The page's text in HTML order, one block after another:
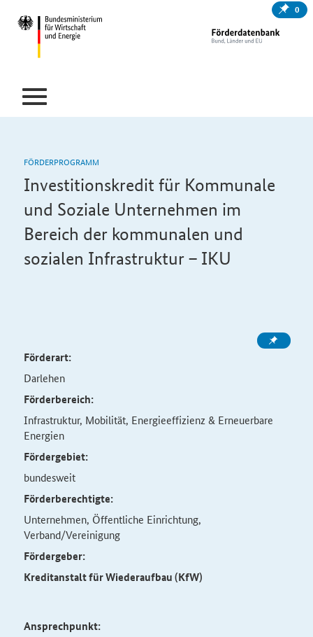
0
FÖRDERPROGRAMM
Investitionskredit für Kommunale
und Soziale Unternehmen im
Bereich der kommunalen und
sozialen Infrastruktur – IKU
Förderart:
Darlehen
Förderbereich:
Infrastruktur, Mobilität, Energieeffizienz & Erneuerbare
Energien
Fördergebiet:
bundesweit
Förderberechtigte:
Unternehmen, Öffentliche Einrichtung,
Verband/Vereinigung
Fördergeber:
Kreditanstalt für Wiederaufbau (KfW)
Ansprechpunkt: